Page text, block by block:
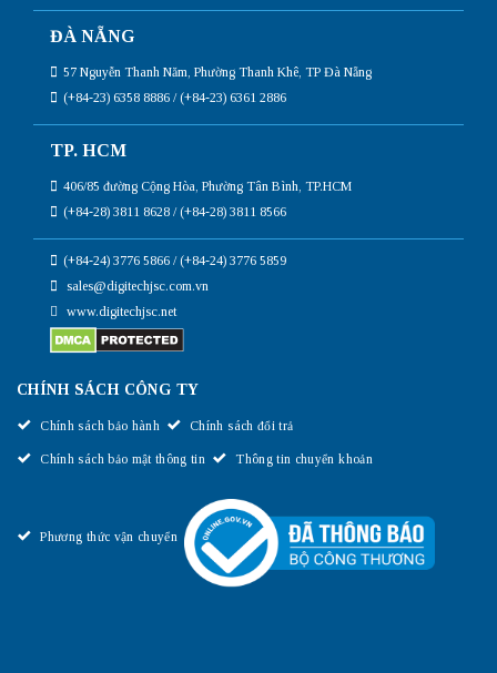
ĐÀ NẴNG
57 Nguyễn Thanh Năm, Phường Thanh Khê, TP Đà Nẵng
(+84-23) 6358 8886 / (+84-23) 6361 2886
TP. HCM
406/85 đường Cộng Hòa, Phường Tân Bình, TP.HCM
(+84-28) 3811 8628 / (+84-28) 3811 8566
(+84-24) 3776 5866 / (+84-24) 3776 5859
sales@digitechjsc.com.vn
www.digitechjsc.net
CHÍNH SÁCH CÔNG TY
Chính sách bảo hành Chính sách đổi trả
Chính sách bảo mật thông tin Thông tin chuyển khoản
Phương thức vận chuyển